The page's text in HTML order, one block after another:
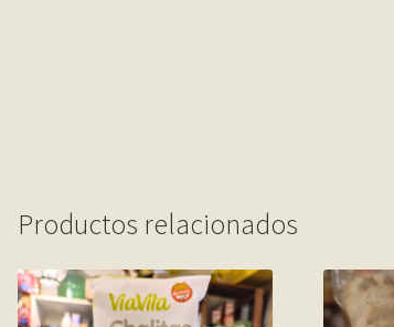
Productos relacionados